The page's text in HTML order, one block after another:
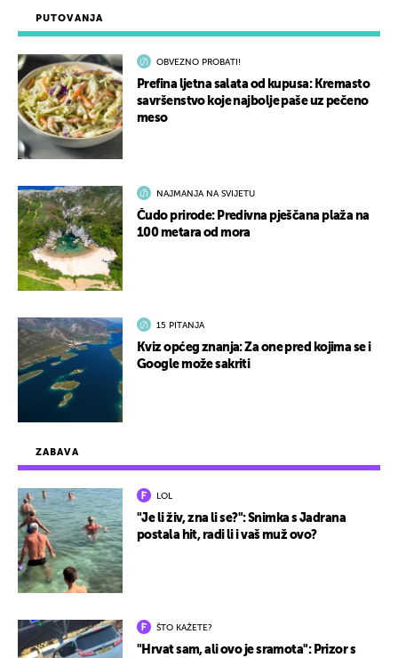
ZABAVA
LOL
"Je li živ, zna li se?": Snimka s Jadrana
postala hit, radi li i vaš muž ovo?
ŠTO KAŽETE?
"Hrvat sam, ali ovo je sramota": Prizor s
PUTOVANJA
OBVEZNO PROBATI!
Prefina ljetna salata od kupusa: Kremasto
savršenstvo koje najbolje paše uz pečeno
meso
NAJMANJA NA SVIJETU
Čudo prirode: Predivna pješčana plaža na
100 metara od mora
15 PITANJA
Kviz općeg znanja: Za one pred kojima se i
Google može sakriti